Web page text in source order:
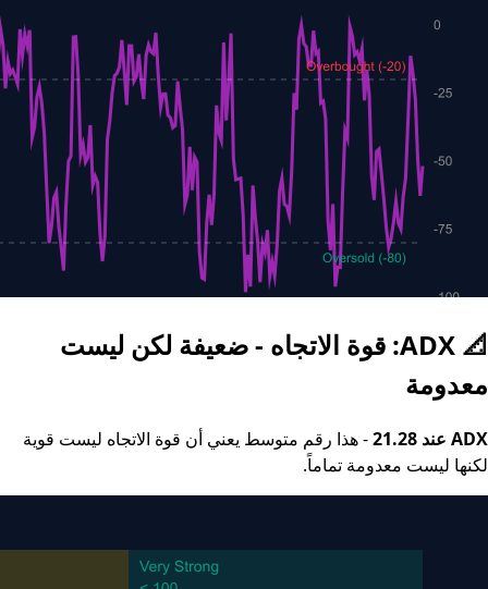
📐 ADX: قوة الاتجاه - ضعيفة لكن ليست
معدومة
ADX عند 21.28
- هذا رقم متوسط يعني أن قوة الاتجاه ليست قوية
لكنها ليست معدومة تماماً.